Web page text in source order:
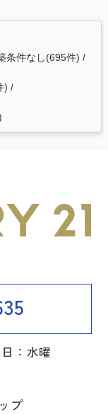
条件なし(695件)
)
：水曜
プ